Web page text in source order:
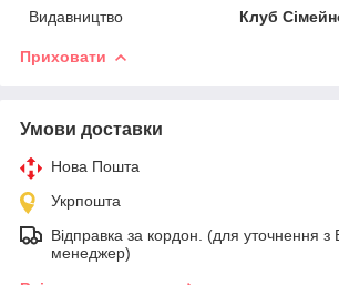
Видавництво
Клуб
Приховати
Умови доставки
Нова Пошта
Укрпошта
Відправка за кордон. (для уточнення з
менеджер)